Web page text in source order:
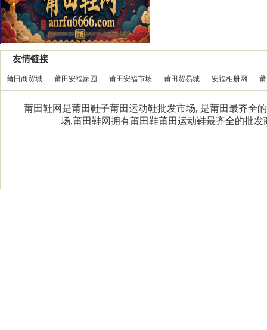
友情链接
莆田商贸城 莆田安福家园 莆田安福市场 莆田贸易城 安福相册网
莆田鞋网是莆田鞋子莆田运动鞋批发市场, 是莆田最齐全
场,莆田鞋网拥有莆田鞋莆田运动鞋最齐全的批